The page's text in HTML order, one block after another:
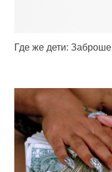
Где же дети: